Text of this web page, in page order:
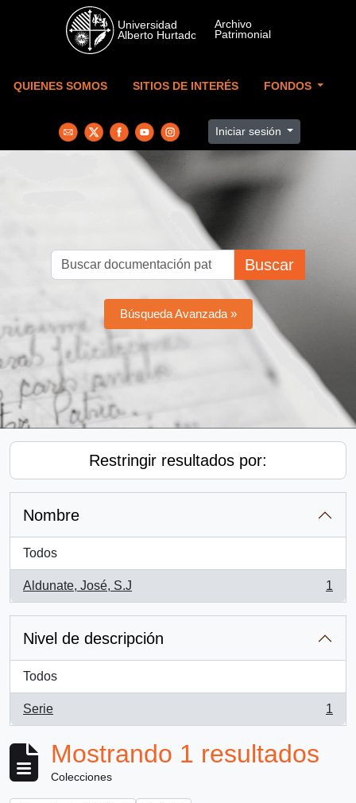
Skip to main content
QUIENES SOMOS SITIOS DE INTERÉS FONDOS
Iniciar sesión
Buscar
Búsqueda Avanzada »
Restringir resultados por:
Nombre
Todos
Aldunate, José, S.J
, 1 resultados
1
Nivel de descripción
Todos
Serie
, 1 resultados
1
Mostrando 1 resultados
Colecciones